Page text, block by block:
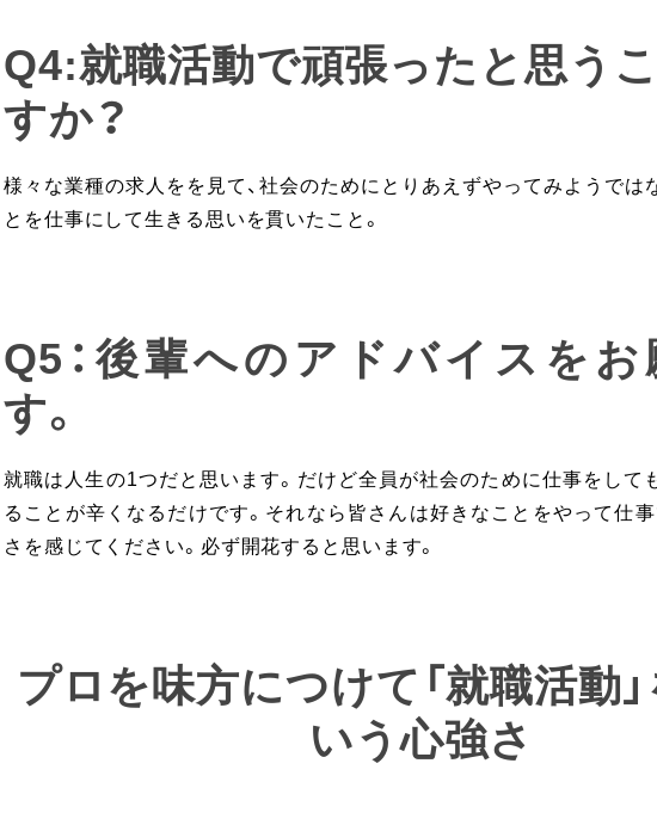
Q4:就職活動で頑張ったと思う
すか？
様々な業種の求人をを見て、社会のためにとりあえずやってみようでは
とを仕事にして生きる思いを貫いたこと。
Q5：後輩へのアドバイスをお
す。
就職は人生の1つだと思います。だけど全員が社会のために仕事をして
ることが辛くなるだけです。それなら皆さんは好きなことをやって仕
さを感じてください。必ず開花すると思います。
プロを味方につけて「就職活動
いう心強さ